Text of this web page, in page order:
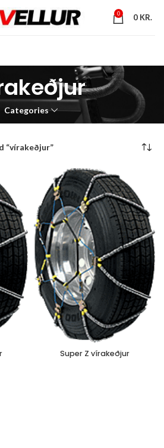
0 0 KR.
Categories
“vírakeðjur”
Super Z vírakeðjur